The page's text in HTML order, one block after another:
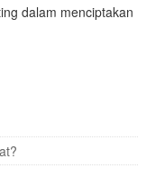
dalam menciptakan